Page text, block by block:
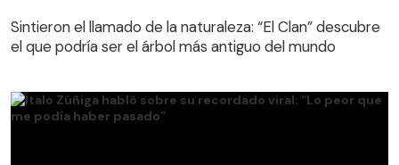
el que podría ser el árbol más antiguo del mundo
Sintieron el llamado de la naturaleza: “El Clan” descubre
el que podría ser el árbol más antiguo del mundo